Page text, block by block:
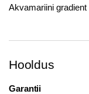
Akvamariini gradient
Hooldus
Garantii